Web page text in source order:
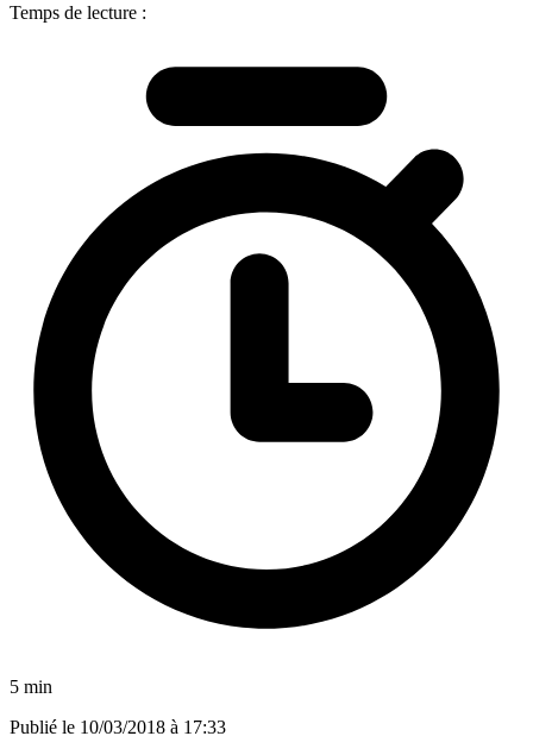
Temps de lecture :
5 min
Publié le 10/03/2018 à 17:33